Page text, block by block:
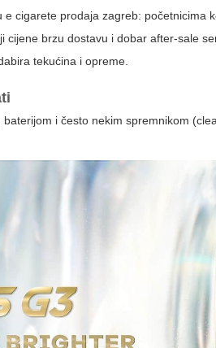
e cigarete prodaja zagreb: početnicima
cijene brzu dostavu i dobar after-sale
tekućina i opreme.
i često nekim spremnikom